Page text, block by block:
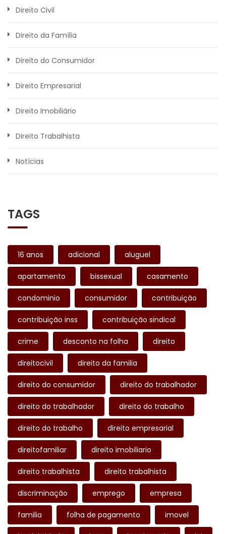
Direito Civil
Direito da Família
Direito do Consumidor
Direito Empresarial
Direito Imobiliário
Direito Trabalhista
Notícias
TAGS
16 anos adicional aluguel
apartamento bissexual casamento
condominio consumidor contribuição
contribuição inss contribuição sindical
crime desconto na folha direito
direitocivil direito da familia
direito do consumidor direito do trabalhador
direito do trabalhador direito do trabalho
direito do trabalho direito empresarial
direitofamiliar direito imobiliario
direito trabalhista direito trabalhista
discriminação emprego empresa
familia folha de pagamento imovel